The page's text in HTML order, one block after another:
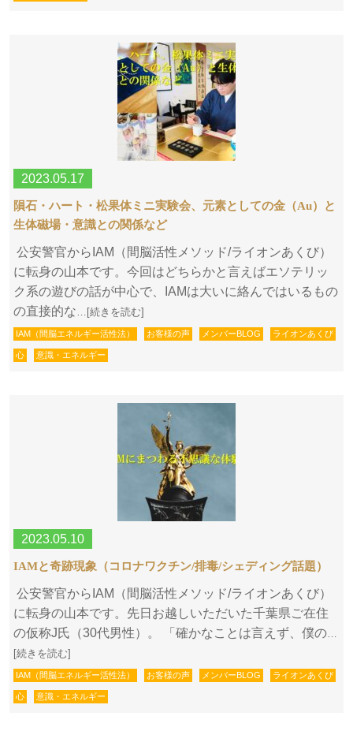
2023.05.17
隕石・ハート・松果体ミニ実験会、元素としての金（Au）と
生体磁場・意識との関係など
公安警官からIAM（間脳活性メソッド/ライオンあくび）
に転身の山本です。今回はどちらかと言えばエソテリッ
ク系の遊びの話が中心で、IAMは大いに絡んではいるもの
の直接的な…[続きを読む]
IAM（間脳エネルギー活性法） お客様の声 メンバーBLOG ライオンあくび
心 意識・エネルギー
2023.05.10
IAMと奇跡現象（コロナワクチン/排毒/シェディング話題）
公安警官からIAM（間脳活性メソッド/ライオンあくび）
に転身の山本です。先日お越しいただいた千葉県ご在住
の仮称J氏（30代男性）。 「確かなことは言えず、僕の…
[続きを読む]
IAM（間脳エネルギー活性法） お客様の声 メンバーBLOG ライオンあくび
心 意識・エネルギー